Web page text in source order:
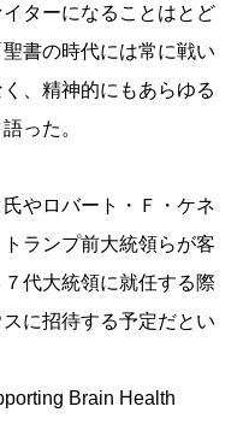
ターになることはとど
書の時代には常に戦い
、精神的にもあらゆる
った。
やロバート・Ｆ・ケネ
ランプ前大統領らが客
代大統領に就任する際
に招待する予定だとい
Brain Health